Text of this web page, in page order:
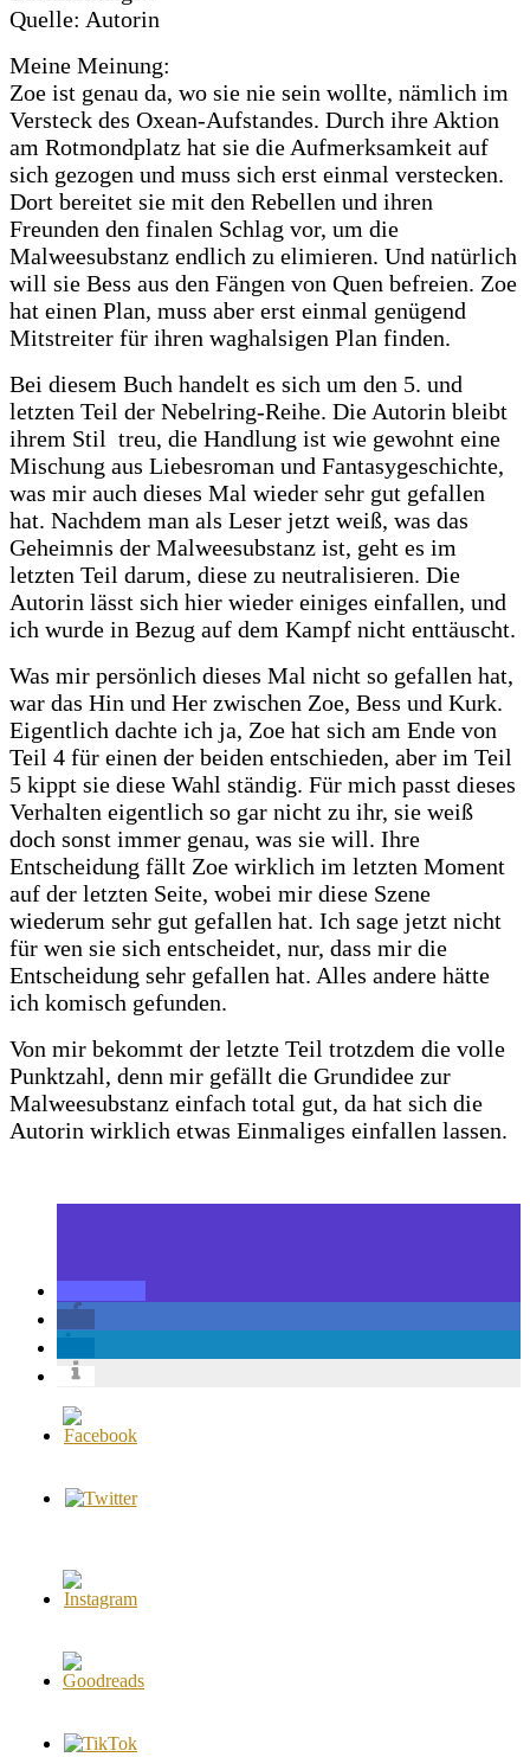
Quelle: Autorin
Meine Meinung:
Zoe ist genau da, wo sie nie sein wollte, nämlich im
Versteck des Oxean-Aufstandes. Durch ihre Aktion
am Rotmondplatz hat sie die Aufmerksamkeit auf
sich gezogen und muss sich erst einmal verstecken.
Dort bereitet sie mit den Rebellen und ihren
Freunden den finalen Schlag vor, um die
Malweesubstanz endlich zu elimieren. Und natürlich
will sie Bess aus den Fängen von Quen befreien. Zoe
hat einen Plan, muss aber erst einmal genügend
Mitstreiter für ihren waghalsigen Plan finden.
Bei diesem Buch handelt es sich um den 5. und
letzten Teil der Nebelring-Reihe. Die Autorin bleibt
ihrem Stil treu, die Handlung ist wie gewohnt eine
Mischung aus Liebesroman und Fantasygeschichte,
was mir auch dieses Mal wieder sehr gut gefallen
hat. Nachdem man als Leser jetzt weiß, was das
Geheimnis der Malweesubstanz ist, geht es im
letzten Teil darum, diese zu neutralisieren. Die
Autorin lässt sich hier wieder einiges einfallen, und
ich wurde in Bezug auf dem Kampf nicht enttäuscht.
Was mir persönlich dieses Mal nicht so gefallen hat,
war das Hin und Her zwischen Zoe, Bess und Kurk.
Eigentlich dachte ich ja, Zoe hat sich am Ende von
Teil 4 für einen der beiden entschieden, aber im Teil
5 kippt sie diese Wahl ständig. Für mich passt dieses
Verhalten eigentlich so gar nicht zu ihr, sie weiß
doch sonst immer genau, was sie will. Ihre
Entscheidung fällt Zoe wirklich im letzten Moment
auf der letzten Seite, wobei mir diese Szene
wiederum sehr gut gefallen hat. Ich sage jetzt nicht
für wen sie sich entscheidet, nur, dass mir die
Entscheidung sehr gefallen hat. Alles andere hätte
ich komisch gefunden.
Von mir bekommt der letzte Teil trotzdem die volle
Punktzahl, denn mir gefällt die Grundidee zur
Malweesubstanz einfach total gut, da hat sich die
Autorin wirklich etwas Einmaliges einfallen lassen.